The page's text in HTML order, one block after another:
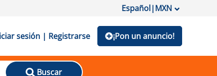
Español|MXN
sesión | Registrarse ¡Pon un anuncio!
Buscar